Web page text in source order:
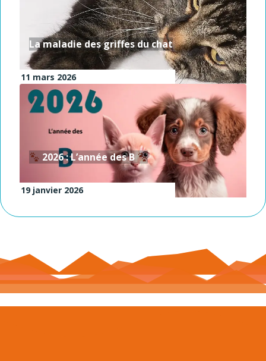
La maladie des griffes du chat
11 mars 2026
2026 : L’année des B
19 janvier 2026